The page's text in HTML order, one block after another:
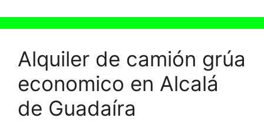
Alquiler de camión grúa
economico en Alcalá
de Guadaíra